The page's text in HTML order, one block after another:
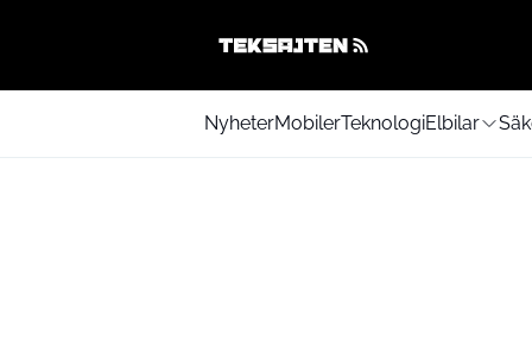
NyheterMobilerTeknologiElbilar